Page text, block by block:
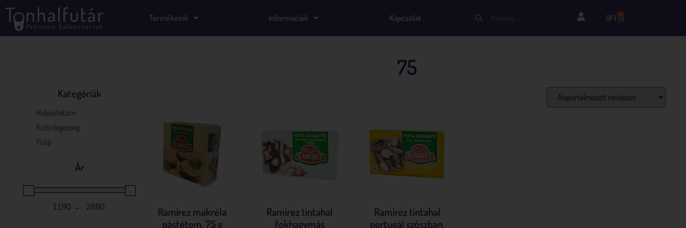
Termékeink Információk Kapcsolat 0Ft 0
Kategóriák
Halpástétom
Különlegesség
Polip
Ár
Minimum Price
- Maximum Price
75
Ramirez makréla
pástétom, 75 g
Ramirez tintahal
fokhagymás
Ramirez tintahal
portugál szószban,